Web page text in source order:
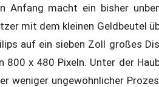
Anfang macht ein bisher
mit dem kleinen Geldbeutel
auf ein sieben Zoll großes
800 x 480 Pixeln. Unter der
weniger ungewöhnlicher